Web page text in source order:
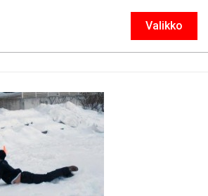
Valikko
Sulje